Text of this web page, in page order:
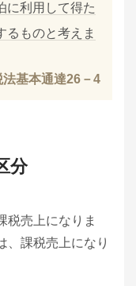
に利用して得た
るものと考えま
法基本通達26－4
分
税売上になりま
、課税売上になり